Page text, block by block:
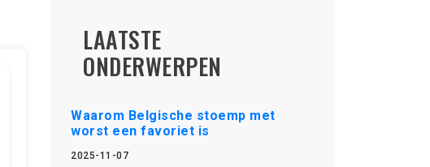
LAATSTE
ONDERWERPEN
Waarom Belgische stoemp met
worst een favoriet is
2025-11-07